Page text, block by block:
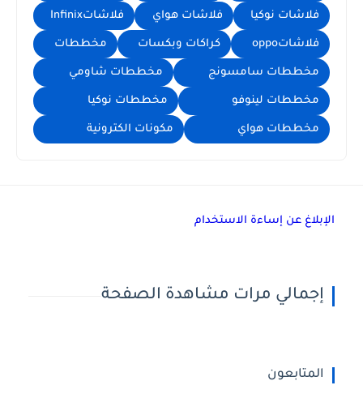
فلاشات نوكيا فلاشات هواي فلاشاتInfinix
فلاشاتoppo كراكات وبكسات مخططات
مخططات سامسونج مخططات شاومي
مخططات لينوفو مخططات نوكيا
مخططات هواي مكونات الكترونية
الإبلاغ عن إساءة الاستخدام
إجمالي مرات مشاهدة الصفحة
المتابعون